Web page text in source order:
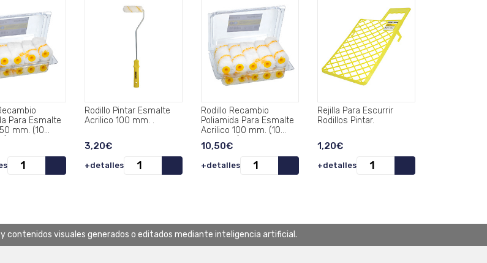
Para Esmalte
mm. (10
Rodillo Pintar Esmalte
Acrilico 100 mm. .
3,20€
+detalles
Rodillo Recambio
Poliamida Para Esmalte
Acrilico 100 mm. (10
Unidades).
10,50€
+detalles
Rejilla Para Escurrir
Rodillos Pintar.
1,20€
+detalles
contenidos visuales generados o editados mediante inteligencia artificial.